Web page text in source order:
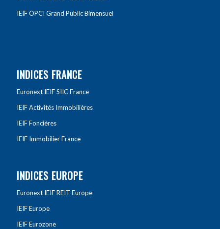
IEIF OPCI Grand Public Bimensuel
INDICES FRANCE
Euronext IEIF SIIC France
IEIF Activités Immobilières
IEIF Foncières
IEIF Immobilier France
INDICES EUROPE
Euronext IEIF REIT Europe
IEIF Europe
IEIF Eurozone